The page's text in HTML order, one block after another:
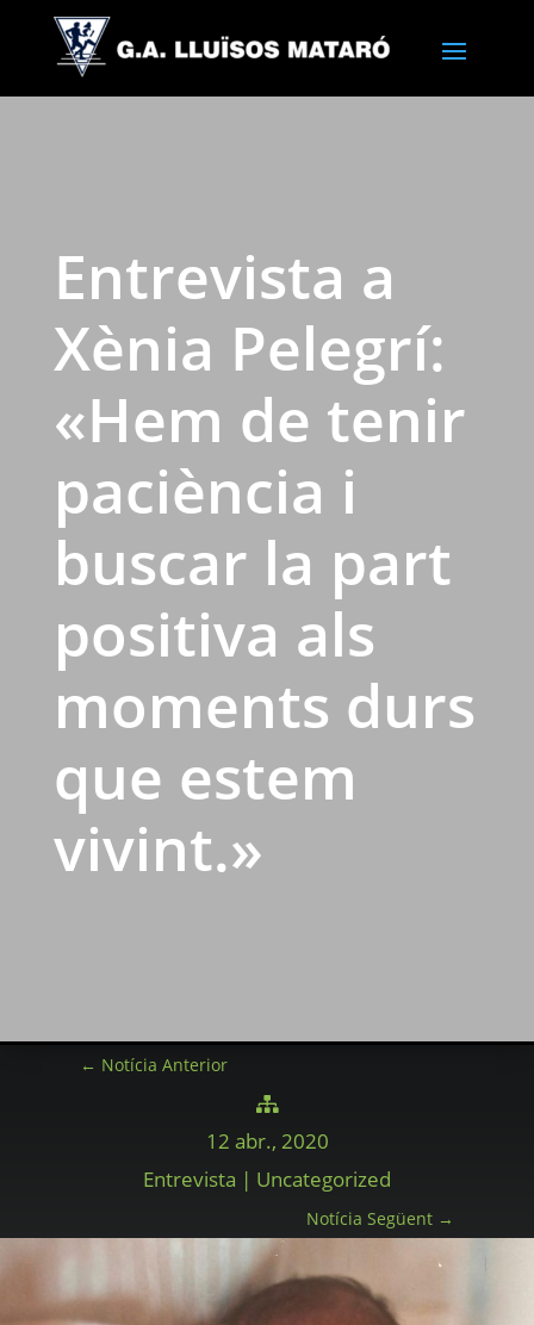
Entrevista a
Xènia Pelegrí:
«Hem de tenir
paciència i
buscar la part
positiva als
moments durs
que estem
vivint.»
← Notícia Anterior

12 abr., 2020
Entrevista | Uncategorized
Notícia Següent→